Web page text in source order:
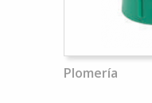
Plomería